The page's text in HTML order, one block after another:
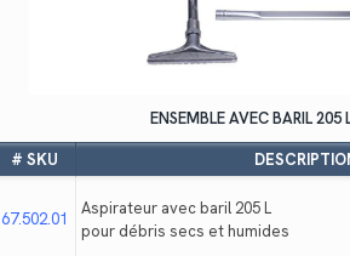
ENSEMBLE AVEC BARIL 205
# SKU
67.502.01
Aspirateur avec baril 205 L
pour débris secs et humides